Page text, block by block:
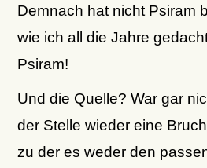
Demnach hat nicht Psiram
wie ich all die Jahre
Psiram!
Und die Quelle? War gar
der Stelle wieder eine
zu der es weder den